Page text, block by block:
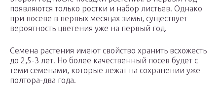
появляются только ростки и набор листьев. Однако
при посеве в первых месяцах зимы, существует
вероятность цветения уже на первый год.
Семена растения имеют свойство хранить всхожесть
до 2,5-3 лет. Но более качественный посев будет с
теми семенами, которые лежат на сохранении уже
полтора-два года.